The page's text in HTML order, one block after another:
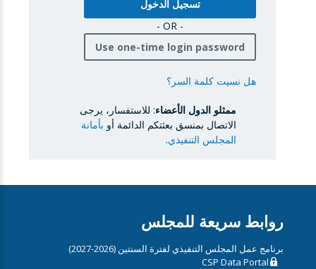
- OR -
Use one-time login password
هل نسيت كلمة السر؟
ممثلو الدول الأعضاء: للاستفسار، يرجى
الاتصال بمنسق بعثتكم الدائمة أو بأمانة
المجلس التنفيذي.
روابط سريعة للمجلس
برنامج عمل المجلس التنفيذي لفترة السنتين (2026-2027)
CSP Data Portal